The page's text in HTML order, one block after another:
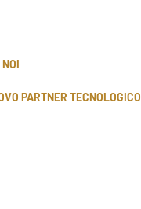
PARTNER TECNOLOGICO